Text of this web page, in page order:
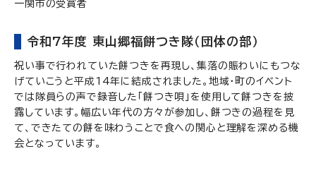
一関市の受賞者
令和7年度 東山郷福餅つき隊（団体の部）
祝い事で行われていた餅つきを再現し、集落の賑わいにもつな
げていこうと平成14年に結成されました。地域・町のイベント
では隊員らの声で録音した「餅つき唄」を使用して餅つきを披
露しています。幅広い年代の方々が参加し、餅つきの過程を見
て、できたての餅を味わうことで食への関心と理解を深める機
会となっています。